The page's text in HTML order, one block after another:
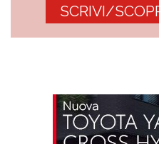
SCRIVI/